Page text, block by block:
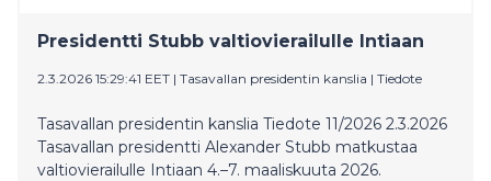
Presidentti Stubb valtiovierailulle Intiaan
2.3.2026 15:29:41 EET | Tasavallan presidentin kanslia | Tiedote
Tasavallan presidentin kanslia Tiedote 11/2026 2.3.2026
Tasavallan presidentti Alexander Stubb matkustaa
valtiovierailulle Intiaan 4.–7. maaliskuuta 2026.